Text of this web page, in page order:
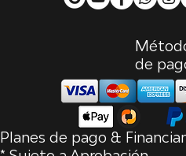
de
Planes de pago &